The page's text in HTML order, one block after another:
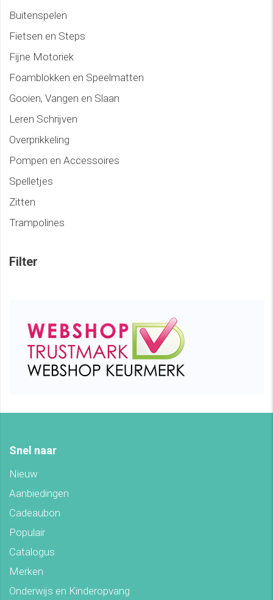
Buitenspelen
Fietsen en Steps
Fijne Motoriek
Foamblokken en Speelmatten
Gooien, Vangen en Slaan
Leren Schrijven
Overprikkeling
Pompen en Accessoires
Spelletjes
Zitten
Trampolines
Filter
Snel naar
Nieuw
Aanbiedingen
Cadeaubon
Populair
Catalogus
Merken
Onderwijs en Kinderopvang